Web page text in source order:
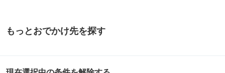
もっとおでかけ先を探す